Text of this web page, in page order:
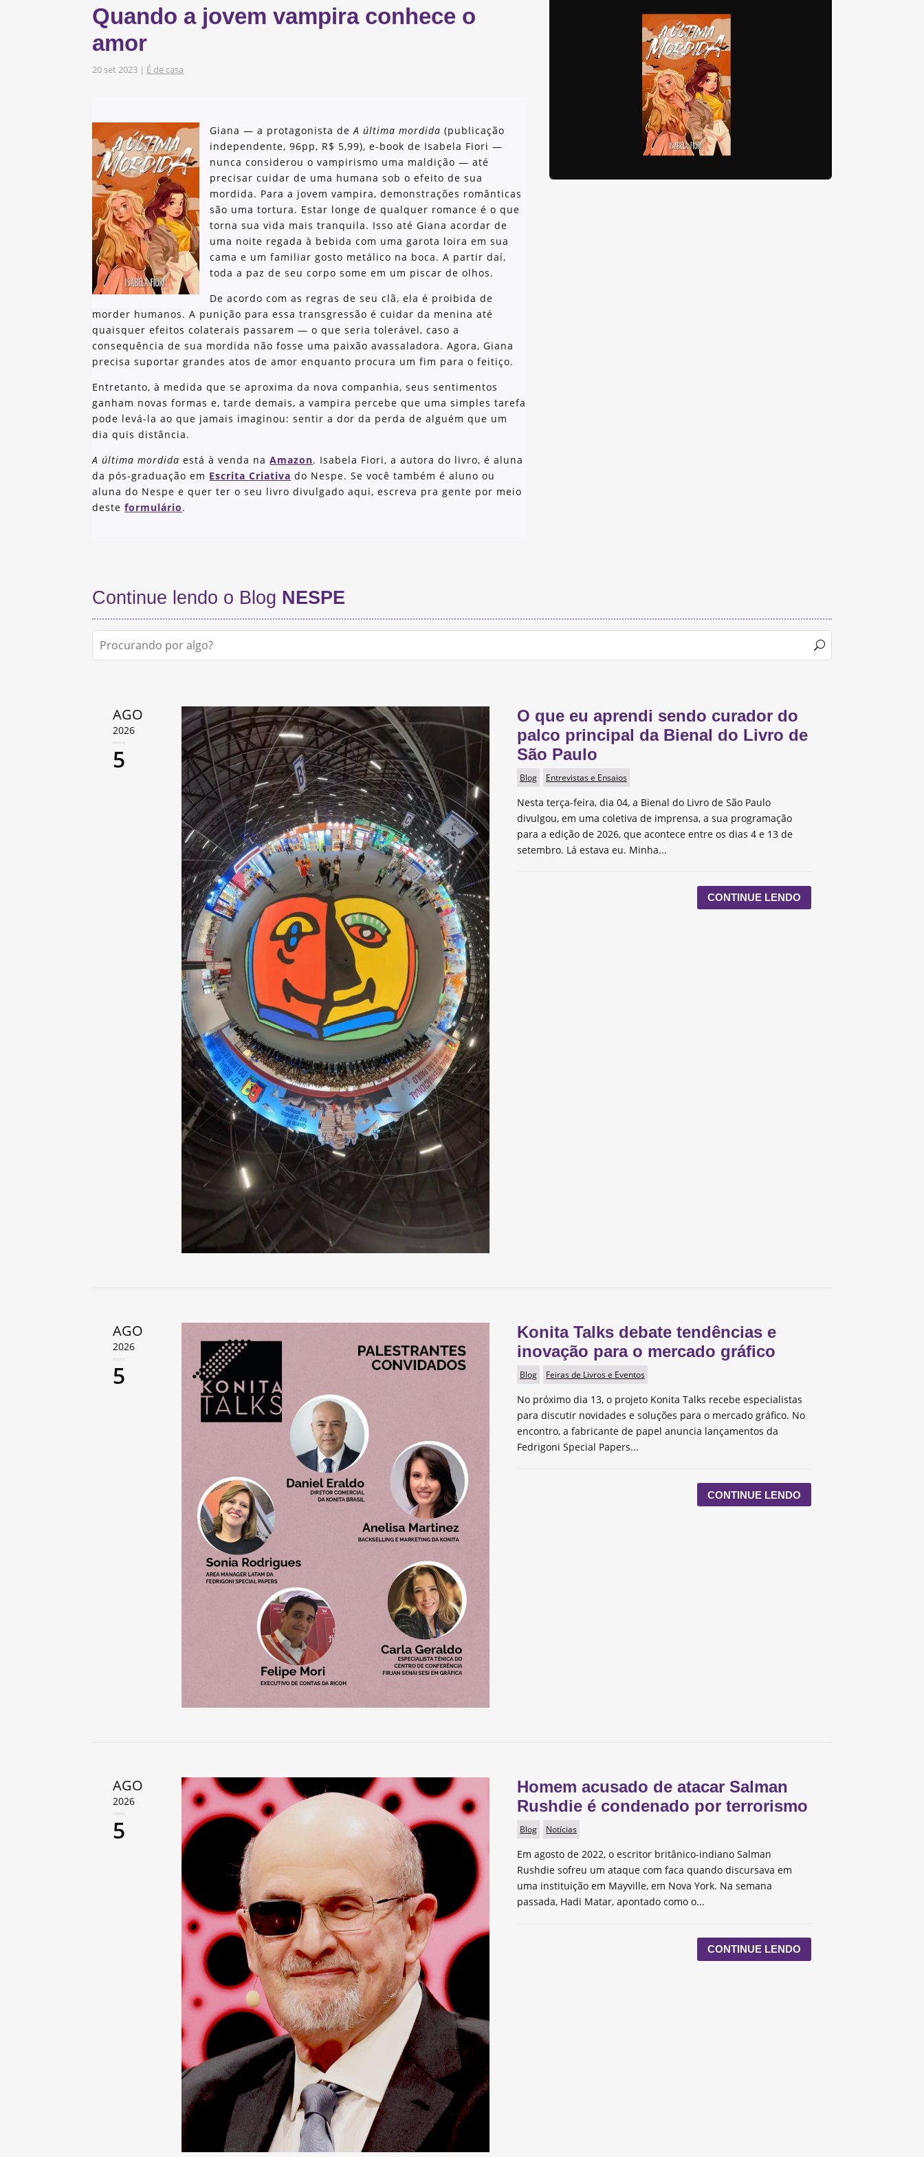
Quando a jovem vampira conhece o
amor
20 set 2023 | É de casa
Giana — a protagonista deA última mordida (publicação
independente, 96pp, R$ 5,99), e-book de Isabela Fiori —
nunca considerou o vampirismo uma maldição — até
precisar cuidar de uma humana sob o efeito de sua
mordida. Para a jovem vampira, demonstrações românticas
são uma tortura. Estar longe de qualquer romance é o que
torna sua vida mais tranquila. Isso até Giana acordar de
uma noite regada à bebida com uma garota loira em sua
cama e um familiar gosto metálico na boca. A partir daí,
toda a paz de seu corpo some em um piscar de olhos.
De acordo com as regras de seu clã, ela é proibida de
morder humanos. A punição para essa transgressão é cuidar da menina até
quaisquer efeitos colaterais passarem — o que seria tolerável, caso a
consequência de sua mordida não fosse uma paixão avassaladora. Agora, Giana
precisa suportar grandes atos de amor enquanto procura um fim para o feitiço.
Entretanto, à medida que se aproxima da nova companhia, seus sentimentos
ganham novas formas e, tarde demais, a vampira percebe que uma simples tarefa
pode levá-la ao que jamais imaginou: sentir a dor da perda de alguém que um
dia quis distância.
A última mordida está à venda naAmazon. Isabela Fiori, a autora do livro, é aluna
da pós-graduação em Escrita Criativa do Nespe. Se você também é aluno ou
aluna do Nespe e quer ter o seu livro divulgado aqui, escreva pra gente por meio
desteformulário.
Continue lendo o Blog NESPE
AGO
2026
5
O que eu aprendi sendo curador do
palco principal da Bienal do Livro de
São Paulo
Blog Entrevistas e Ensaios
Nesta terça-feira, dia 04, a Bienal do Livro de São Paulo
divulgou, em uma coletiva de imprensa, a sua programação
para a edição de 2026, que acontece entre os dias 4 e 13 de
setembro. Lá estava eu. Minha...
CONTINUE LENDO
AGO
2026
5
Konita Talks debate tendências e
inovação para o mercado gráfico
Blog Feiras de Livros e Eventos
No próximo dia 13, o projeto Konita Talks recebe especialistas
para discutir novidades e soluções para o mercado gráfico. No
encontro, a fabricante de papel anuncia lançamentos da
Fedrigoni Special Papers...
CONTINUE LENDO
AGO
2026
5
Homem acusado de atacar Salman
Rushdie é condenado por terrorismo
Blog Notícias
Em agosto de 2022, o escritor britânico-indiano Salman
Rushdie sofreu um ataque com faca quando discursava em
uma instituição em Mayville, em Nova York. Na semana
passada, Hadi Matar, apontado como o...
CONTINUE LENDO